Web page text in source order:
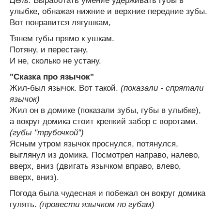
улыбке, обнажая нижние и верхние передние зубы.
Вот понравится лягушкам,
Тянем губы прямо к ушкам.
Потяну, и перестану,
И не, сколько не устану.
"Сказка про язычок"
Жил-был язычок. Вот такой. (показали - спрятали
язычок)
Жил он в домике (показали зубы, губы в улыбке),
а вокруг домика стоит крепкий забор с воротами.
(губы "трубочкой")
Ясным утром язычок проснулся, потянулся,
выглянул из домика. Посмотрел направо, налево,
вверх, вниз (двигать язычком вправо, влево,
вверх, вниз).
Погода была чудесная и побежал он вокруг домика
гулять. (провести язычком по губам)